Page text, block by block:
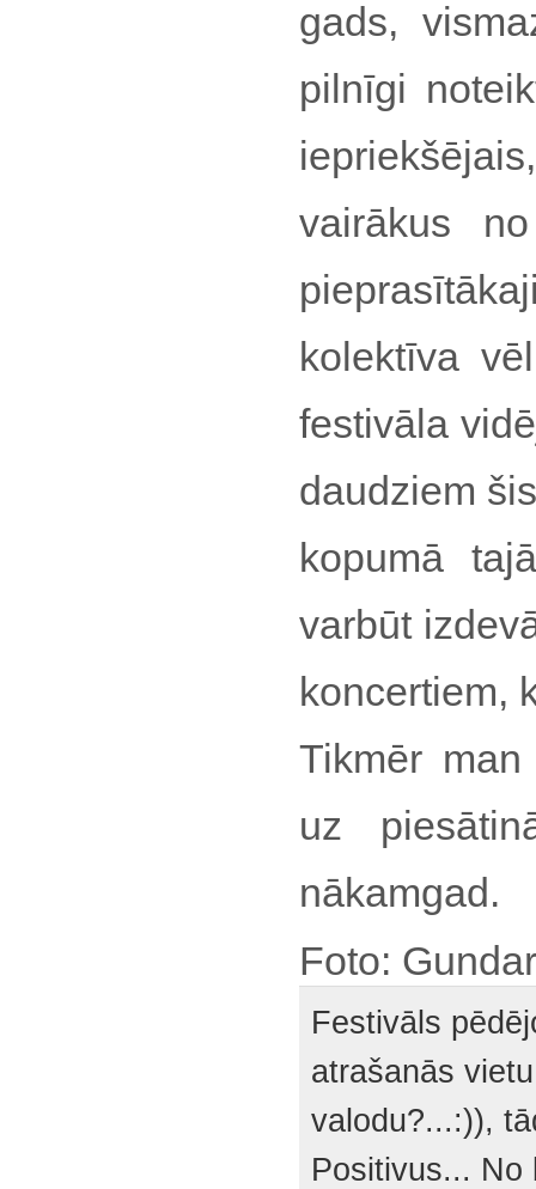
gads,
pilnīgi
vairākus
kolektīva
festivāla
daudziem
kopumā
varbūt
koncertiem,
Tikmēr
uz
nākamgad.
Foto:
Festivāls
atrašanās
valodu?...:)),
Positivus... No